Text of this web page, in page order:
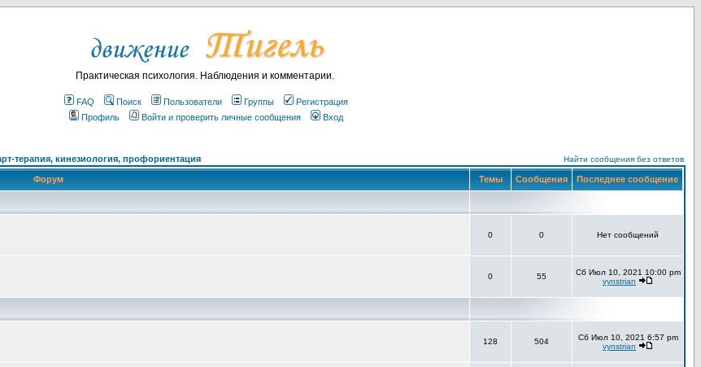
Практическая психология. Наблюдения и комментарии.
FAQ Поиск Пользователи Группы
Регистрация
Профиль
Войти и проверить личные сообщения Вход
терапия, кинезиология, профориентация Найти сообщения без ответов
Форум Темы Сообщения Последнее сообщение
0 0 Нет сообщений
0 55
Сб Июл 10, 2021 10:00 pm
vynstrian
128 504
Сб Июл 10, 2021 6:57 pm
vynstrian